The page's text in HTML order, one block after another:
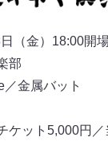
（金）18:00開
部
金属バット
ケット5,000円